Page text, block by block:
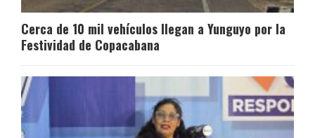
Cerca de 10 mil vehículos llegan a Yunguyo por la
Festividad de Copacabana